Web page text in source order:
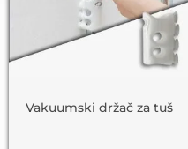
Vakuumski držač za tuš